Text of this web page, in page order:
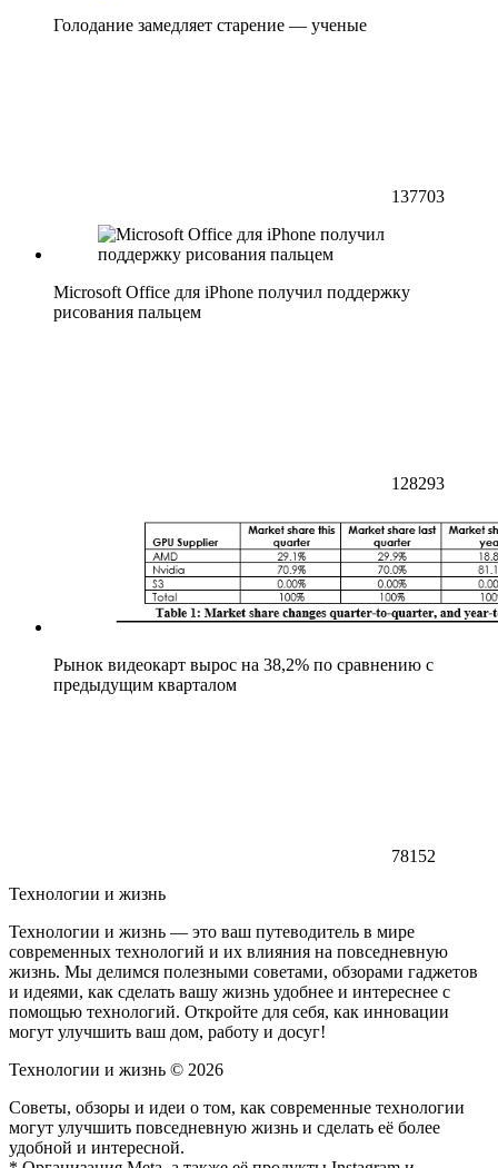
Голодание замедляет старение — ученые
137703
Microsoft Office для iPhone получил поддержку
рисования пальцем
128293
Рынок видеокарт вырос на 38,2% по сравнению с
предыдущим кварталом
78152
Технологии и жизнь
Технологии и жизнь — это ваш путеводитель в мире
современных технологий и их влияния на повседневную
жизнь. Мы делимся полезными советами, обзорами гаджетов
и идеями, как сделать вашу жизнь удобнее и интереснее с
помощью технологий. Откройте для себя, как инновации
могут улучшить ваш дом, работу и досуг!
Технологии и жизнь © 2026
Советы, обзоры и идеи о том, как современные технологии
могут улучшить повседневную жизнь и сделать её более
удобной и интересной.